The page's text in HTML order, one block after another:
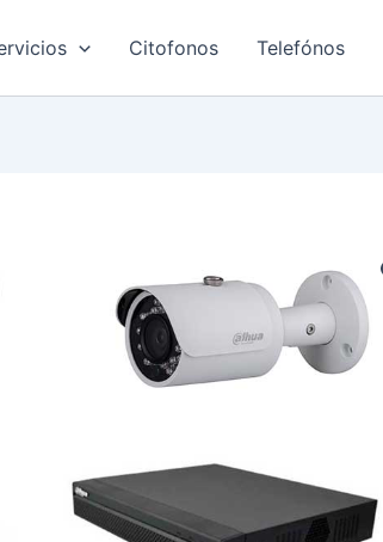
Citofonos Telefónos